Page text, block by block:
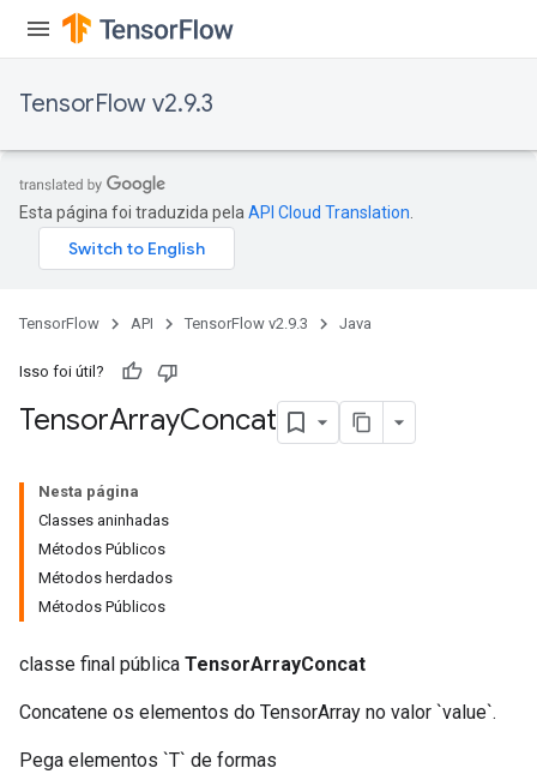
TensorFlow v2.9.3
Esta página foi traduzida pela API Cloud Translation
TensorFlow API TensorFlow v2.9.3 Java
Isso foi útil?
TensorArrayConcat
Nesta página
Classes aninhadas
Métodos Públicos
Métodos herdados
Métodos Públicos
classe final pública TensorArrayConcat
Concatene os elementos do TensorArray no valor `value`.
Pega elementos `T` de formas